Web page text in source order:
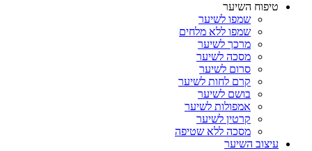
טיפוח השיער
שמפו לשיער
שמפו ללא מלחים
מרכך לשיער
מסכה לשיער
סרום לשיער
קרם לחות לשיער
בושם לשיער
אמפולות לשיער
קרטין לשיער
מסכה ללא שטיפה
עיצוב השיער